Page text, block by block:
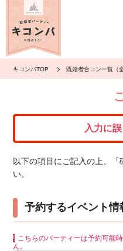
キコンパTOP 既婚者合コン一覧（
入力に
以下の項目にご記入の上、
い。
予約するイベント情
こちらのパーティーは予約可能
ん。